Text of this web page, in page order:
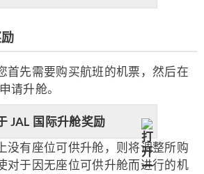
首先需要购买航班的机票，然后在
请升舱。
JAL 国际升舱奖励
没有座位可供升舱，则将调整所购
对于因无座位可供升舱而进行的机